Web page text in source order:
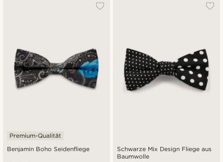
Benjamin Boho Seidenfliege
Premium-Qualität
Schwarze Mix Design Fliege aus
Baumwolle